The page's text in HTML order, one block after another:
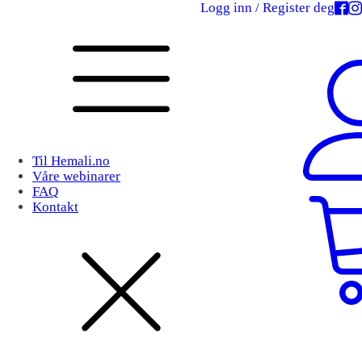
Logg inn / Register deg
Til Hemali.no
Våre webinarer
FAQ
Kontakt